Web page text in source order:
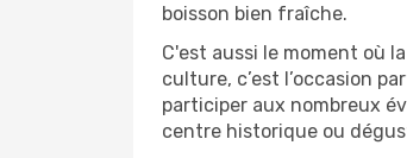
boisson bien fraîche.
C'est aussi le moment où
culture, c’est l’occasion
participer aux nombreux
centre historique ou